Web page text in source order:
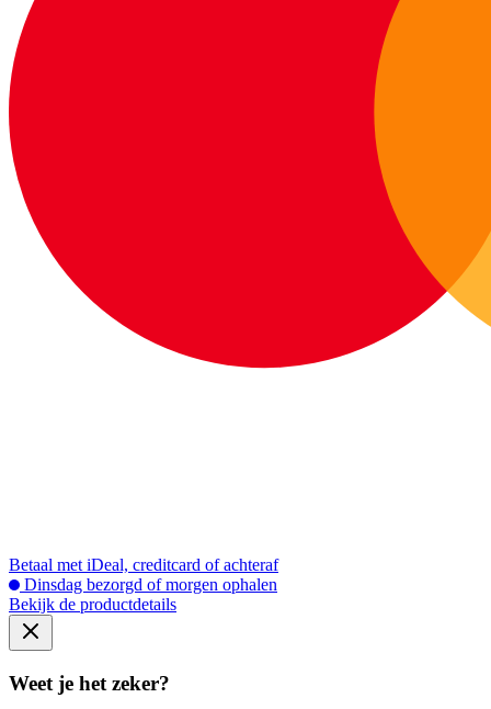
Betaal met iDeal, creditcard of achteraf
Dinsdag bezorgd of morgen ophalen
Bekijk de productdetails
Weet je het zeker?